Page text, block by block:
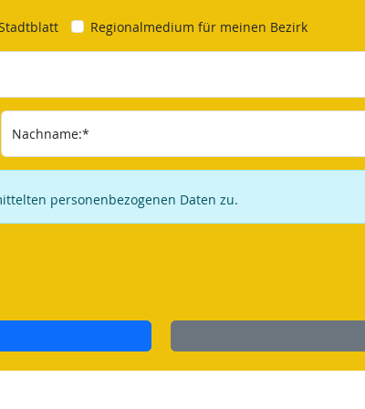
Regionalmedium für meinen Bezirk
Nachname:*
personenbezogenen Daten zu.